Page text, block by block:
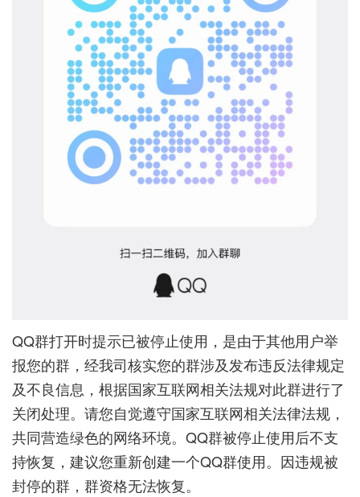
QQ群打开时提示已被停止使用，是由于其他用户举
报您的群，经我司核实您的群涉及发布违反法律规定
及不良信息，根据国家互联网相关法规对此群进行了
关闭处理。请您自觉遵守国家互联网相关法律法规，
共同营造绿色的网络环境。QQ群被停止使用后不支
持恢复，建议您重新创建一个QQ群使用。因违规被
封停的群，群资格无法恢复。